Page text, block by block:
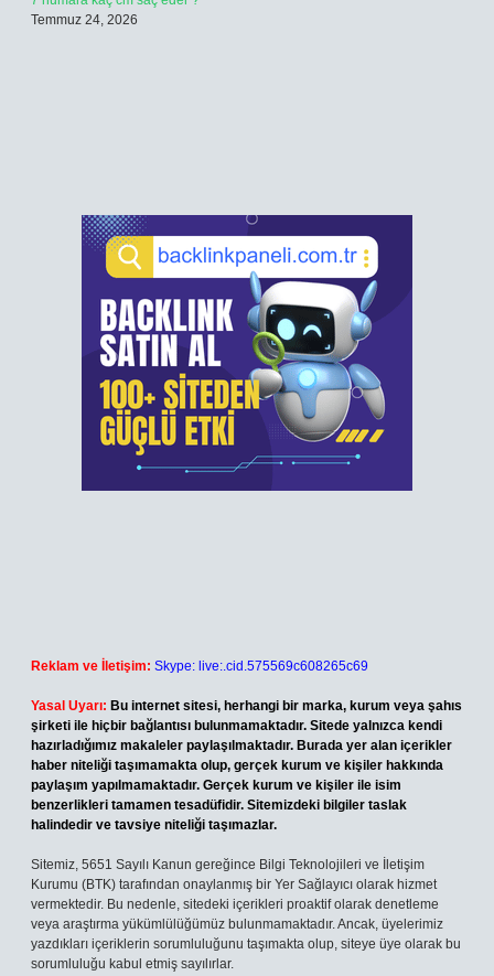
Temmuz 24, 2026
Reklam ve İletişim: Skype: live:.cid.575569c608265c69
Yasal Uyarı: Bu internet sitesi, herhangi bir marka, kurum veya şahıs
şirketi ile hiçbir bağlantısı bulunmamaktadır. Sitede yalnızca kendi
hazırladığımız makaleler paylaşılmaktadır. Burada yer alan içerikler
haber niteliği taşımamakta olup, gerçek kurum ve kişiler hakkında
paylaşım yapılmamaktadır. Gerçek kurum ve kişiler ile isim
benzerlikleri tamamen tesadüfidir. Sitemizdeki bilgiler taslak
halindedir ve tavsiye niteliği taşımazlar.
Sitemiz, 5651 Sayılı Kanun gereğince Bilgi Teknolojileri ve İletişim
Kurumu (BTK) tarafından onaylanmış bir Yer Sağlayıcı olarak hizmet
vermektedir. Bu nedenle, sitedeki içerikleri proaktif olarak denetleme
veya araştırma yükümlülüğümüz bulunmamaktadır. Ancak, üyelerimiz
yazdıkları içeriklerin sorumluluğunu taşımakta olup, siteye üye olarak bu
sorumluluğu kabul etmiş sayılırlar.